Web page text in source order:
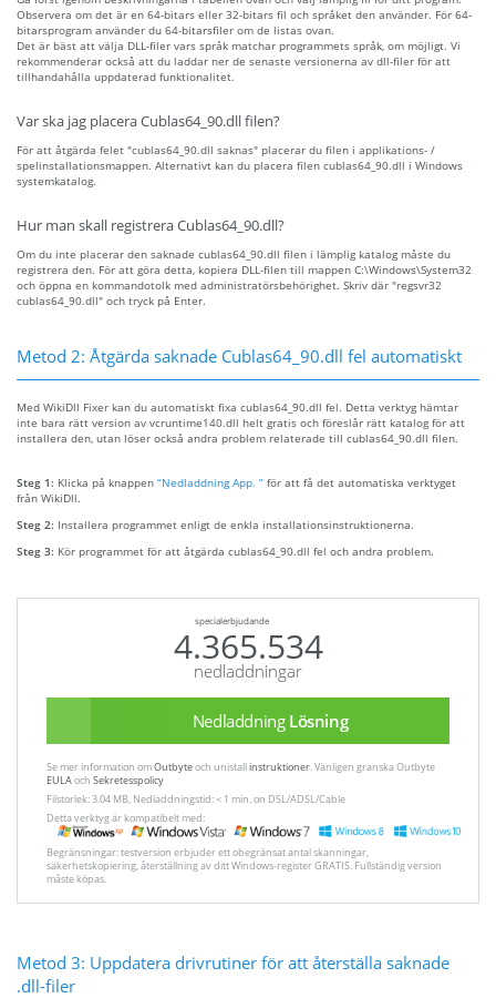
Observera om det är en 64-bitars eller 32-bitars fil och språket den använder. För 64-
bitarsprogram använder du 64-bitarsfiler om de listas ovan.
Det är bäst att välja DLL-filer vars språk matchar programmets språk, om möjligt. Vi
rekommenderar också att du laddar ner de senaste versionerna av dll-filer för att
tillhandahålla uppdaterad funktionalitet.
Var ska jag placera Cublas64_90.dll filen?
För att åtgärda felet "cublas64_90.dll saknas" placerar du filen i applikations- /
spelinstallationsmappen. Alternativt kan du placera filen cublas64_90.dll i Windows
systemkatalog.
Hur man skall registrera Cublas64_90.dll?
Om du inte placerar den saknade cublas64_90.dll filen i lämplig katalog måste du
registrera den. För att göra detta, kopiera DLL-filen till mappen C:\Windows\System32
och öppna en kommandotolk med administratörsbehörighet. Skriv där "regsvr32
cublas64_90.dll" och tryck på Enter.
Metod 2: Åtgärda saknade Cublas64_90.dll fel automatiskt
Med WikiDll Fixer kan du automatiskt fixa cublas64_90.dll fel. Detta verktyg hämtar
inte bara rätt version av vcruntime140.dll helt gratis och föreslår rätt katalog för att
installera den, utan löser också andra problem relaterade till cublas64_90.dll filen.
Steg 1: Klicka på knappen “Nedladdning App. ” för att få det automatiska verktyget
från WikiDll.
Steg 2: Installera programmet enligt de enkla installationsinstruktionerna.
Steg 3: Kör programmet för att åtgärda cublas64_90.dll fel och andra problem.
specialerbjudande
4.365.534
nedladdningar
Nedladdning Lösning
Se mer information omOutbyteoch unistallinstruktioner. Vänligen granska Outbyte
EULAoch Sekretesspolicy
Filstorlek: 3.04 MB, Nedladdningstid: < 1 min. on DSL/ADSL/Cable
Detta verktyg är kompatibelt med:
Begränsningar: testversion erbjuder ett obegränsat antal skanningar,
säkerhetskopiering, återställning av ditt Windows-register GRATIS. Fullständig version
måste köpas.
Metod 3: Uppdatera drivrutiner för att återställa saknade
.dll-filer